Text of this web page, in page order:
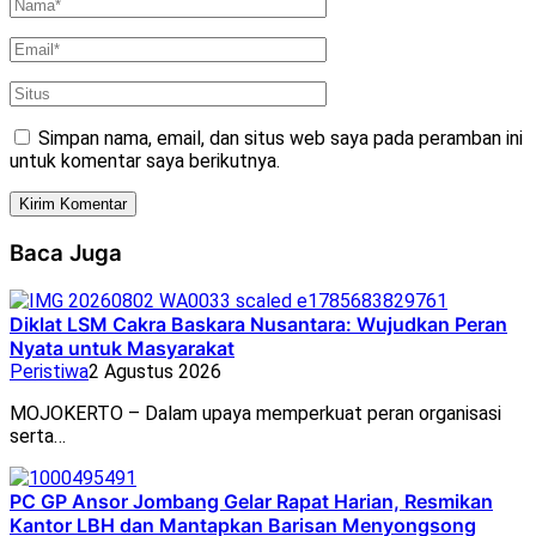
Simpan nama, email, dan situs web saya pada peramban ini
untuk komentar saya berikutnya.
Baca Juga
Diklat LSM Cakra Baskara Nusantara: Wujudkan Peran
Nyata untuk Masyarakat
Peristiwa2 Agustus 2026
MOJOKERTO – Dalam upaya memperkuat peran organisasi
serta…
PC GP Ansor Jombang Gelar Rapat Harian, Resmikan
Kantor LBH dan Mantapkan Barisan Menyongsong